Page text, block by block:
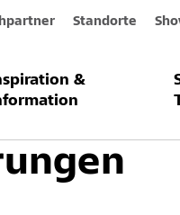
Standorte
&und Betonschutz